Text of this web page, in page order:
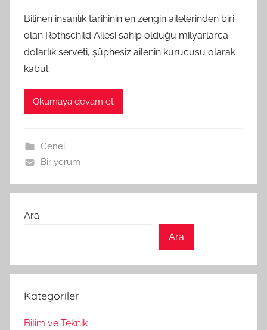
Bilinen insanlık tarihinin en zengin ailelerinden biri
olan Rothschild Ailesi sahip olduğu milyarlarca
dolarlık serveti, şüphesiz ailenin kurucusu olarak
kabul
Okumaya devam et
Genel
Bir yorum
Ara
Ara
Kategoriler
Bilim ve Teknik